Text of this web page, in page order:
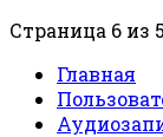
Страница 6 из
Главная